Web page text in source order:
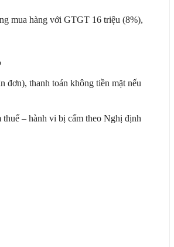
mua hàng với GTGT 16 triệu (8%),
đơn), thanh toán không tiền mặt nếu
– hành vi bị cấm theo Nghị định